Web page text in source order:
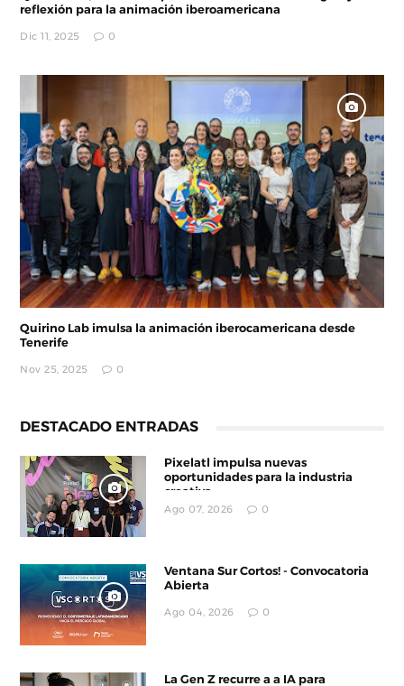
reflexión para la animación iberoamericana
Dic 11, 2025 0
Quirino Lab imulsa la animación iberocamericana desde
Tenerife
Nov 25, 2025 0
DESTACADO ENTRADAS
Pixelatl impulsa nuevas
oportunidades para la industria
creativa
Ago 07, 2026 0
Ventana Sur Cortos! - Convocatoria
Abierta
Ago 04, 2026 0
La Gen Z recurre a a IA para